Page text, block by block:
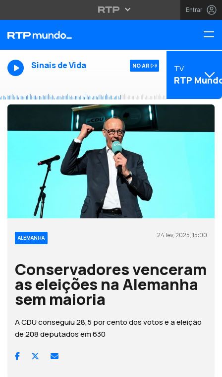
Entrar
Sinais de Vida NO AR TV
RTP
ALEMANHA 24 fev, 2025, 15:00
Conservadores venceram
as eleições na Alemanha
sem maioria
A CDU conseguiu 28,5 por cento dos votos e a eleição
de 208 deputados em 630